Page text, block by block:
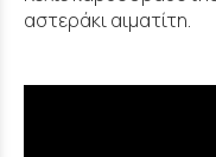
αστεράκι αιματίτη.